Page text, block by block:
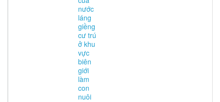
nước
láng
giềng
cư trú
ở khu
vực
biên
giới
làm
con
nuôi